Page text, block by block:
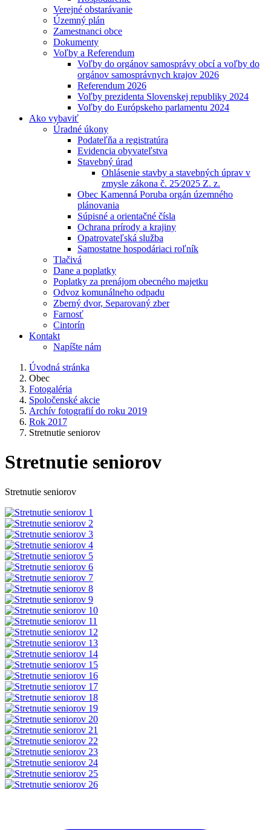
Verejné obstarávanie
Územný plán
Zamestnanci obce
Dokumenty
Voľby a Referendum
Voľby do orgánov samosprávy obcí a voľby do
orgánov samosprávnych krajov 2026
Referendum 2026
Voľby prezidenta Slovenskej republiky 2024
Voľby do Európskeho parlamentu 2024
Ako vybaviť
Úradné úkony
Podateľňa a registratúra
Evidencia obyvateľstva
Stavebný úrad
Ohlásenie stavby a stavebných úprav v
zmysle zákona č. 25⁄2025 Z. z.
Obec Kamenná Poruba orgán územného
plánovania
Súpisné a orientačné čísla
Ochrana prírody a krajiny
Opatrovateľská služba
Samostatne hospodáriaci roľník
Tlačivá
Dane a poplatky
Poplatky za prenájom obecného majetku
Odvoz komunálneho odpadu
Zberný dvor, Separovaný zber
Farnosť
Cintorín
Kontakt
Napíšte nám
Úvodná stránka
Obec
Fotogaléria
Spoločenské akcie
Archív fotografií do roku 2019
Rok 2017
Stretnutie seniorov
Stretnutie seniorov
Stretnutie seniorov